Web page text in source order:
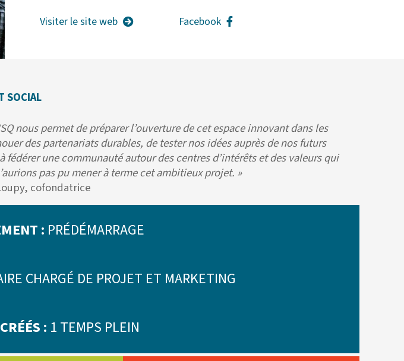
Visiter le site web Facebook
SOCIAL
nous permet de préparer l’ouverture de cet espace innovant dans les
des partenariats durables, de tester nos idées auprès de nos futurs
une communauté autour des centres d’intérêts et des valeurs qui
pas pu mener à terme cet ambitieux projet. »
cofondatrice
: PRÉDÉMARRAGE
CHARGÉ DE PROJET ET MARKETING
: 1 TEMPS PLEIN